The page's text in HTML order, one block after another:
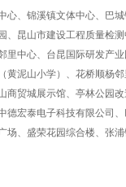
心、锦溪镇文体中心、巴
、 昆山市建设工程质量检
里中心、台昆国际研发产
黄泥山小学）、花桥顺杨
商贸城展示馆、亭林公园
德宏泰电子科技有限公司
场、盛荣花园综合楼、张